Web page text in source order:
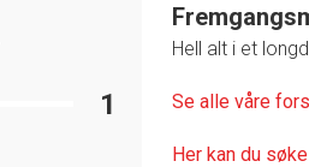
1
Hell alt i et
Se alle våre
Her kan du